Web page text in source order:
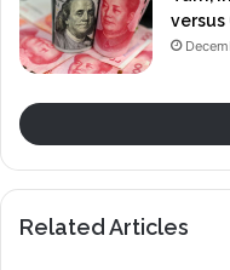
versus
Related Articles